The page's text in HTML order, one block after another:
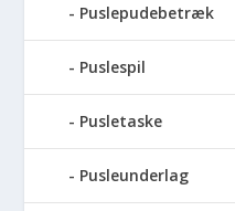
Puslepudebetræk
Puslespil
Pusletaske
Pusleunderlag